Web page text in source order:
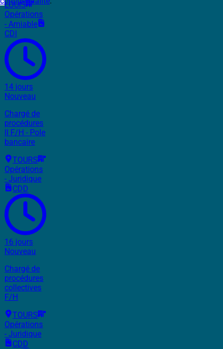
LOUIS
Opérations
- Amiable
CDI
14 jours
Nouveau
Chargé de
procédures
II F/H - Pole
bancaire
TOURS
Opérations
- Juridique
CDD
16 jours
Nouveau
Chargé de
procédures
collectives
F/H
TOURS
Opérations
- Juridique
CDD